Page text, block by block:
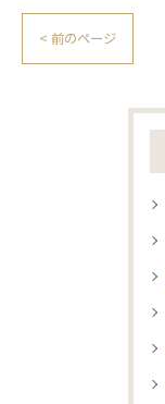
< 前のページ